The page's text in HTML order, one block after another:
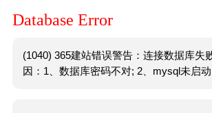
Database Error
(1040) 365建站错误警告：连接数据库失
因：1、数据库密码不对; 2、mysql未启动